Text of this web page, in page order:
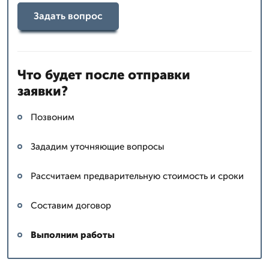
Задать вопрос
Что будет после отправки
заявки?
Позвоним
Зададим уточняющие вопросы
Рассчитаем предварительную стоимость и сроки
Составим договор
Выполним работы